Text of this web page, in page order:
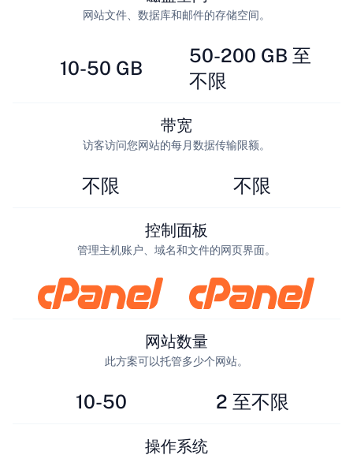
10-50 GB
网站文件、数据库和邮件的存储空间。
50-200 GB 至
不限
不限
带宽
访客访问您网站的每月数据传输限额。
不限
控制面板
管理主机账户、域名和文件的网页界面。
10-50
网站数量
此方案可以托管多少个网站。
2 至不限
操作系统